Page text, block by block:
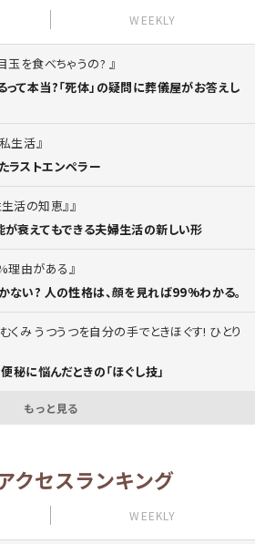
WEEKLY
玉を食べちゃうの?
て本当?「死体」の疑問に葬儀屋がお答えし
生活
ラストエンペラー
活の知恵』
衰えてもできる夫婦生活の新しい形
理由がある
ない? 人の性格は、顔を見れば99%わかる。
くみ うつうつを自分の手でときほぐす! ひとり
秘に悩んだときの「ほぐし技」
もっと見る
クセスランキング
WEEKLY